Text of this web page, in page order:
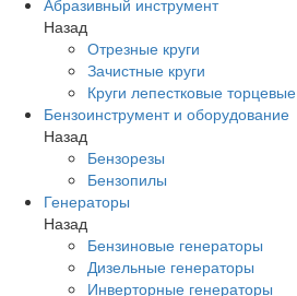
Назад
Отрезные круги
Зачистные круги
Круги лепестковые торцевые
Бензоинструмент и оборудование
Назад
Бензорезы
Бензопилы
Генераторы
Назад
Бензиновые генераторы
Дизельные генераторы
Инверторные генераторы